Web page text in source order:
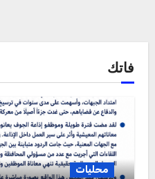
فاتك
محليات